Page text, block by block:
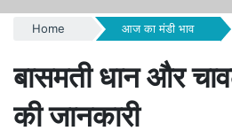
Home आज का मंडी भाव
बासमती धान और
की जानकारी